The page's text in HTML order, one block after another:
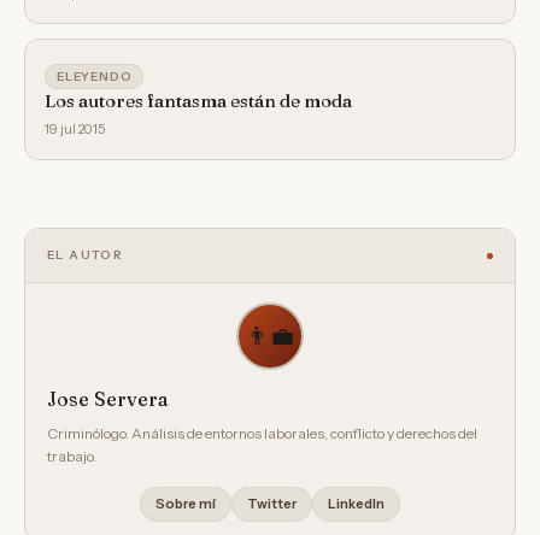
ELEYENDO
Los autores fantasma están de moda
19 jul 2015
EL AUTOR
👨‍💼
Jose Servera
Criminólogo. Análisis de entornos laborales, conflicto y derechos del
trabajo.
Sobre mí Twitter LinkedIn